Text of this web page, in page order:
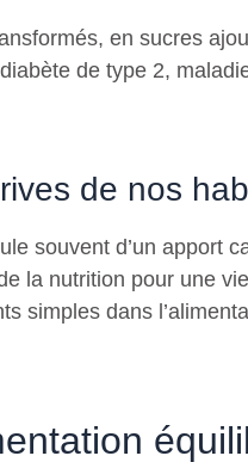
en sucres
de type 2,
de nos
souvent d’un apport
la nutrition pour une
simples dans